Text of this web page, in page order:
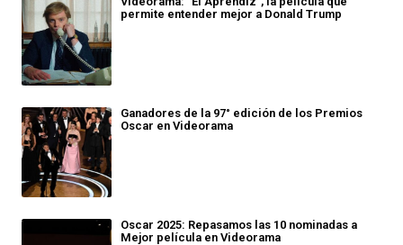
permite entender mejor a Donald Trump
Ganadores de la 97° edición de los Premios
Oscar en Videorama
Oscar 2025: Repasamos las 10 nominadas a
Mejor película en Videorama